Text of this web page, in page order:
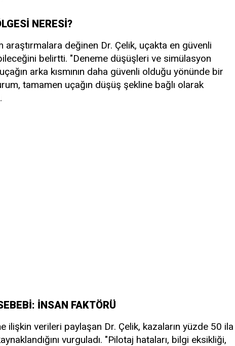
NERESİ?
araştırmalara değinen Dr. Çelik, uçakta en güvenli
belirtti. "Deneme düşüşleri ve simülasyon
uçağın arka kısmının daha güvenli olduğu yönünde bir
tamamen uçağın düşüş şekline bağlı olarak
İNSAN FAKTÖRÜ
ilişkin verileri paylaşan Dr. Çelik, kazaların yüzde 50 ila
vurguladı. "Pilotaj hataları, bilgi eksikliği,